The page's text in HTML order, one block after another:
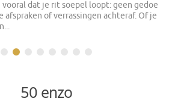
dat je rit soepel loopt: geen gedoe
of verrassingen achteraf. Of je
50 enzo